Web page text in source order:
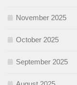
November 2025
October 2025
September 2025